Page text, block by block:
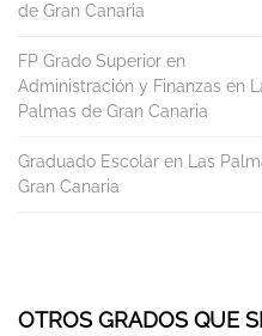
de Gran Canaria
FP Grado Superior en
Administración y Finanzas en
Palmas de Gran Canaria
Graduado Escolar en Las
Gran Canaria
OTROS GRADOS QUE